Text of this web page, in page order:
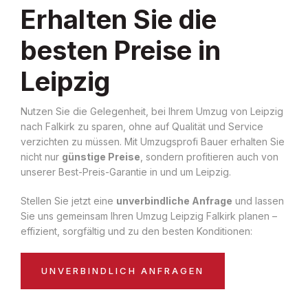
Erhalten Sie die
besten Preise in
Leipzig
Nutzen Sie die Gelegenheit, bei Ihrem Umzug von Leipzig
nach Falkirk zu sparen, ohne auf Qualität und Service
verzichten zu müssen. Mit Umzugsprofi Bauer erhalten Sie
nicht nur günstige Preise , sondern profitieren auch von
unserer Best-Preis-Garantie in und um Leipzig.
Stellen Sie jetzt eine unverbindliche Anfrage und lassen
Sie uns gemeinsam Ihren Umzug Leipzig Falkirk planen –
effizient, sorgfältig und zu den besten Konditionen:
UNVERBINDLICH ANFRAGEN